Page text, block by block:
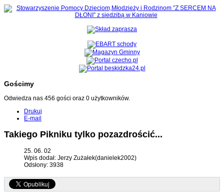
Gościmy
Odwiedza nas 456 gości oraz 0 użytkowników.
Drukuj
E-mail
Takiego Pikniku tylko pozazdrościć...
25. 06. 02
Wpis dodał: Jerzy Zużałek(danielek2002)
Odsłony: 3938